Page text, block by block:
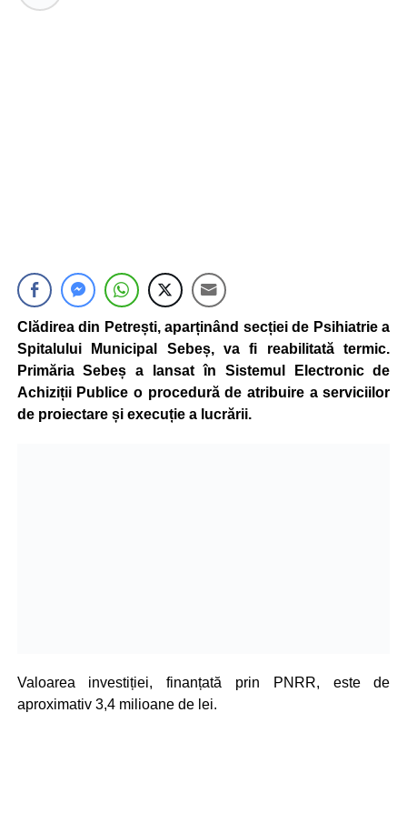
Clădirea din Petrești, aparținând secției de Psihiatrie a
Spitalului Municipal Sebeș, va fi reabilitată termic.
Primăria Sebeș a lansat în Sistemul Electronic de
Achiziții Publice o procedură de atribuire a serviciilor
de proiectare și execuție a lucrării.
Valoarea investiției, finanțată prin PNRR, este de
aproximativ 3,4 milioane de lei.